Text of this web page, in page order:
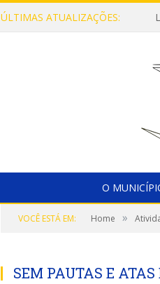
ÚLTIMAS ATUALIZAÇÕES:
O
VOCÊ ESTÁ EM: Home »
SEM PAUTAS E